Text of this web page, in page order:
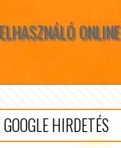
ONLINE
GOOGLE HIRDETÉS